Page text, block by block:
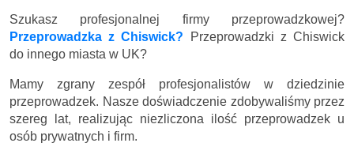
Szukasz profesjonalnej firmy przeprowadzkowej?
Przeprowadzka z Chiswick? Przeprowadzki z Chiswick
do innego miasta w UK?
Mamy zgrany zespół profesjonalistów w dziedzinie
przeprowadzek. Nasze doświadczenie zdobywaliśmy przez
szereg lat, realizując niezliczona ilość przeprowadzek u
osób prywatnych i firm.